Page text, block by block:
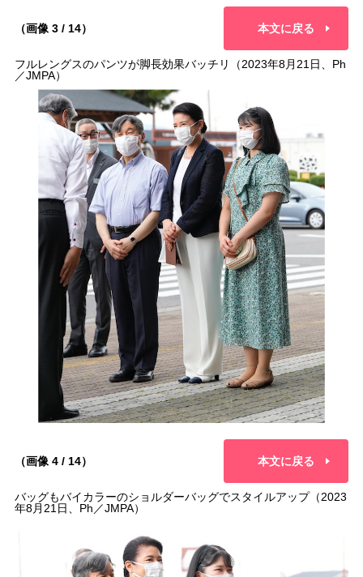
（画像 3 / 14） 本文に戻る
フルレングスのパンツが脚長効果バッチリ（2023年8月21日、Ph
／JMPA）
（画像 4 / 14） 本文に戻る
バッグもバイカラーのショルダーバッグでスタイルアップ（2023
年8月21日、Ph／JMPA）